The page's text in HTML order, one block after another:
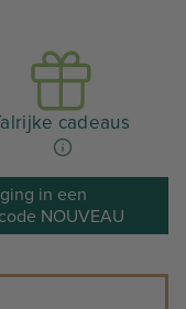
cadeaus
in een
NOUVEAU